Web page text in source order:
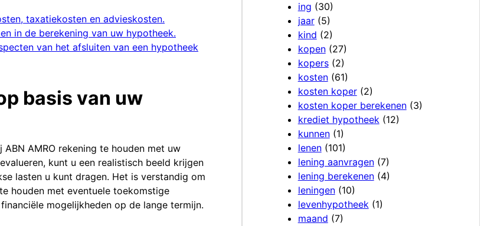
taxatiekosten en advieskosten.
in de berekening van uw hypotheek.
van het afsluiten van een hypotheek
basis van uw
AMRO rekening te houden met uw
kunt u een realistisch beeld krijgen
lasten u kunt dragen. Het is verstandig om
houden met eventuele toekomstige
mogelijkheden op de lange termijn.
ing (30)
jaar(5)
kind (2)
kopen(27)
kopers(2)
kosten(61)
kosten koper(2)
kosten koper berekenen(3)
krediet hypotheek(12)
kunnen(1)
lenen(101)
lening aanvragen(7)
lening berekenen(4)
leningen(10)
levenhypotheek(1)
maand (7)